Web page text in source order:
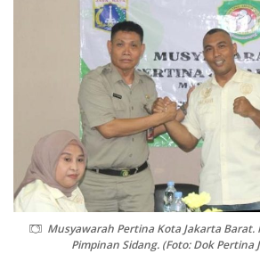
Musyawarah Pertina Kota Jakarta
Pimpinan Sidang. (Foto: Dok Pertina